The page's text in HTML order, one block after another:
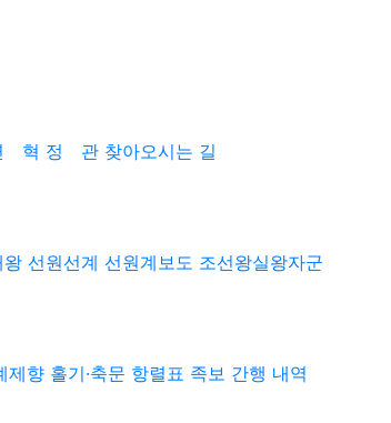
혁 정 관 찾아오시는 길
왕 선원선계 선원계보도 조선왕실왕자군
제향 홀기·축문 항렬표 족보 간행 내역